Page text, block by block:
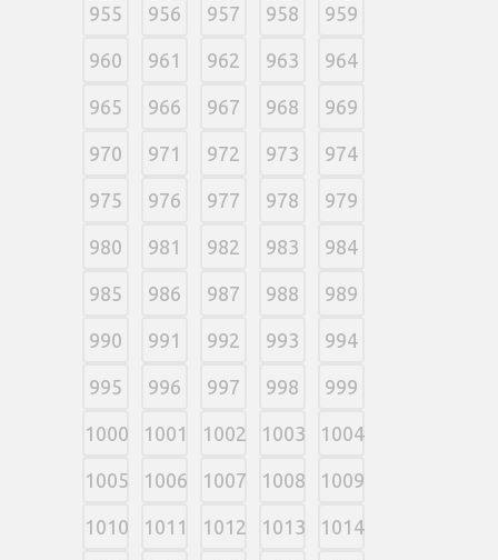
955 956 957 958 959
960 961 962 963 964
965 966 967 968 969
970 971 972 973 974
975 976 977 978 979
980 981 982 983 984
985 986 987 988 989
990 991 992 993 994
995 996 997 998 999
1000 1001 1002 1003 1004
1005 1006 1007 1008 1009
1010 1011 1012 1013 1014